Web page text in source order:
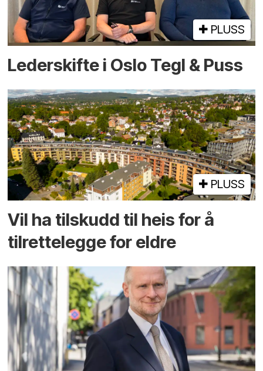
PLUSS
Lederskifte i Oslo Tegl & Puss
PLUSS
Vil ha tilskudd til heis for å
tilrettelegge for eldre